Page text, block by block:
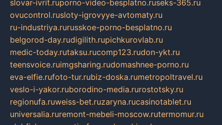
slovar-ivrit.ruporno-video-besplatno.ruseks-365.ru
ovucontrol.rusloty-igrovyye-avtomaty.ru
ru-industriya.rurusskoe-porno-besplatno.ru
belgorod-day.rudigilith.rupichkurovlab.ru
medic-today.rutaksu.rucomp123.rudon-ykt.ru
teensvoice.ruimgsharing.rudomashnee-porno.ru
eva-elfie.rufoto-tur.rubiz-doska.rumetropoltravel.ru
veslo-i-yakor.ruborodino-media.rurostotsky.ru
regionufa.ruweiss-bet.ruzaryna.rucasinotablet.ru
universalia.ruremont-mebeli-moscow.rutermomur.ru